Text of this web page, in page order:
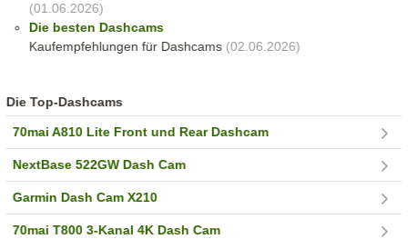
(01.06.2026)
Die besten Dashcams
Kaufempfehlungen für Dashcams(02.06.2026)
Die Top-Dashcams
70mai A810 Lite Front und Rear Dashcam
NextBase 522GW Dash Cam
Garmin Dash Cam X210
70mai T800 3-Kanal 4K Dash Cam